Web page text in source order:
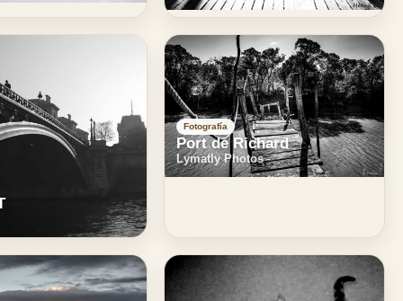
Fotografía
Port de Richard
Lymatly Photos